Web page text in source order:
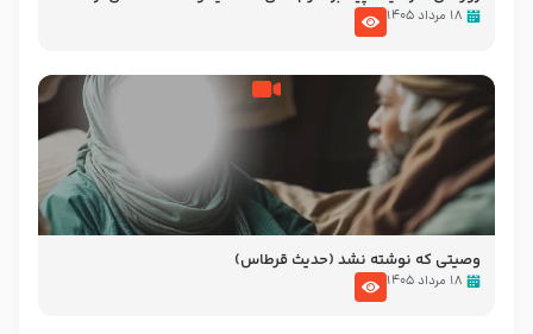
نوانمایش حرامیان در احرام – 1389
۱۸ مرداد ۱۴۰۵
وصیتی که نوشته نشد (حدیث قرطاس)
۱۸ مرداد ۱۴۰۵